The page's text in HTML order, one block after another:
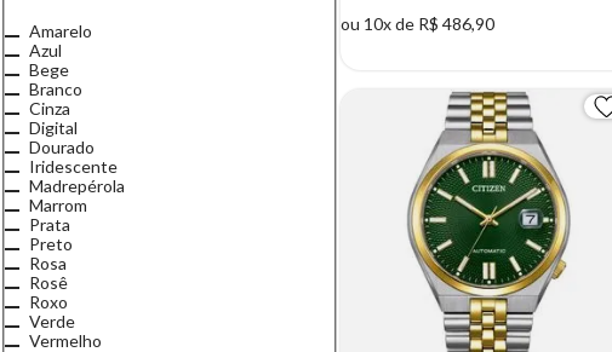
Amarelo
Azul
Bege
Branco
Cinza
Digital
Dourado
Iridescente
Madrepérola
Marrom
Prata
Preto
Rosa
Rosê
Roxo
Verde
Vermelho
ou 10x de R$ 486,90